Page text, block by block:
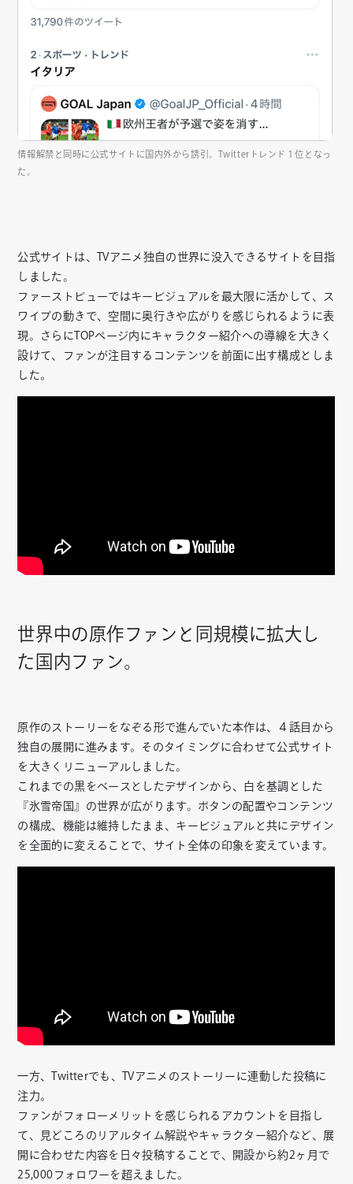
情報解禁と同時に公式サイトに国内外から誘引。Twitterトレンド１位となっ
た。
公式サイトは、TVアニメ独自の世界に没入できるサイトを目指
しました。
ファーストビューではキービジュアルを最大限に活かして、ス
ワイプの動きで、空間に奥行きや広がりを感じられるように表
現。さらにTOPページ内にキャラクター紹介への導線を大きく
設けて、ファンが注目するコンテンツを前面に出す構成としま
した。
世界中の原作ファンと同規模に拡大し
た国内ファン。
原作のストーリーをなぞる形で進んでいた本作は、４話目から
独自の展開に進みます。そのタイミングに合わせて公式サイト
を大きくリニューアルしました。
これまでの黒をベースとしたデザインから、白を基調とした
『氷雪帝国』の世界が広がります。ボタンの配置やコンテンツ
の構成、機能は維持したまま、キービジュアルと共にデザイン
を全面的に変えることで、サイト全体の印象を変えています。
一方、Twitterでも、TVアニメのストーリーに連動した投稿に
注力。
ファンがフォローメリットを感じられるアカウントを目指し
て、見どころのリアルタイム解説やキャラクター紹介など、展
開に合わせた内容を日々投稿することで、開設から約2ヶ月で
25,000フォロワーを超えました。